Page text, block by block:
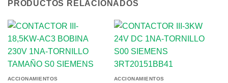
PRODUCTOS RELACIONADOS
ACCIONAMIENTOS ACCIONAMIENTOS